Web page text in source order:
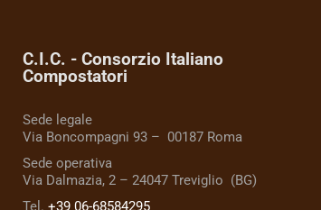
C.I.C. - Consorzio Italiano
Compostatori
Sede legale
Via Boncompagni 93 – 00187 Roma
Sede operativa
Via Dalmazia, 2 – 24047 Treviglio (BG)
Tel. +39 06-68584295